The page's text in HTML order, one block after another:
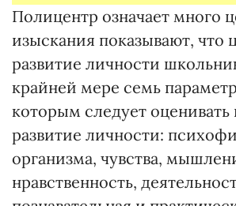
Полицентр означает много
изыскания показывают, что
развитие личности
крайней мере семь
которым следует
развитие личности:
организма, чувства,
нравственность,